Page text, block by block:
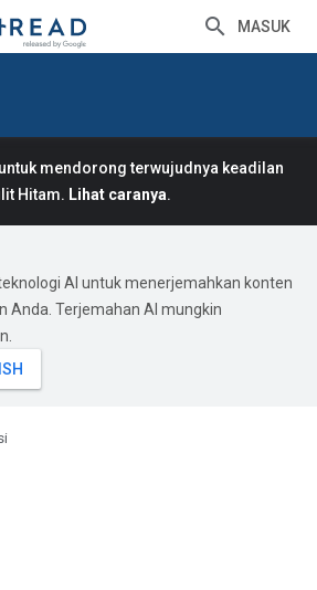
MASUK
mendorong terwujudnya keadilan
Hitam. Lihat caranya.
AI untuk menerjemahkan konten
Anda. Terjemahan AI mungkin